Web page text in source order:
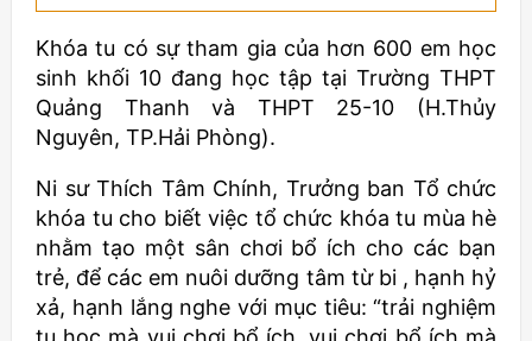
Khóa tu có sự tham gia của hơn 600 em học
sinh khối 10 đang học tập tại Trường THPT
Quảng Thanh và THPT 25-10 (H.Thủy
Nguyên, TP.Hải Phòng).
Ni sư Thích Tâm Chính, Trưởng ban Tổ chức
khóa tu cho biết việc tổ chức khóa tu mùa hè
nhằm tạo một sân chơi bổ ích cho các bạn
trẻ, để các em nuôi dưỡng tâm từ bi , hạnh hỷ
xả, hạnh lắng nghe với mục tiêu: “trải nghiệm